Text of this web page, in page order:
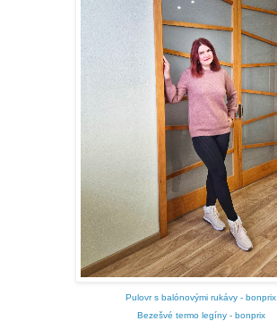
Pulovr s balónovými rukávy - bonprix
Bezešvé termo legíny - bonprix